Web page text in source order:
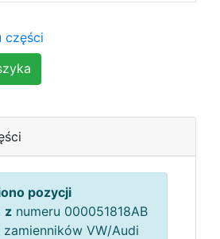
części
pozycji
z numeru 000051818AB
VW/Audi